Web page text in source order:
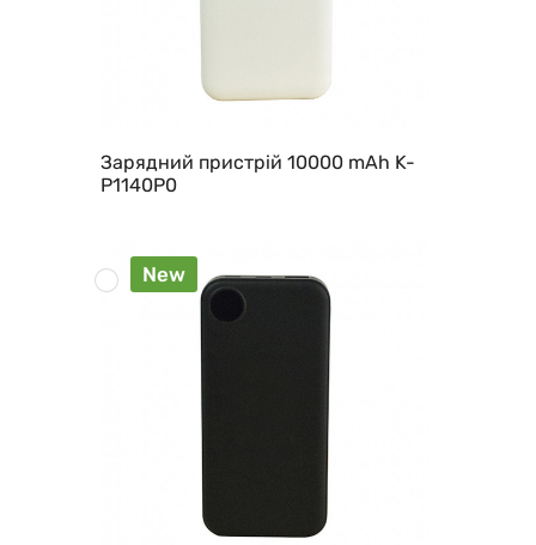
Зарядний пристрій 10000 mAh K-
P1140P0
New